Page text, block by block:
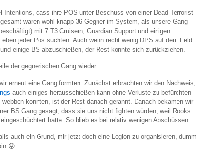
Intentions, dass ihre POS unter Beschuss von einer Dead Terrorist
waren wohl knapp 36 Gegner im System, als unsere Gang
mit 7 T3 Cruisern, Guardian Support und einigen
jeder Pos suchten. Auch wenn recht wenig DPS auf dem Feld
einige BS abzuschießen, der Rest konnte sich zurückziehen.
der gegnerischen Gang wieder.
erneut eine Gang formten. Zunächst erbrachten wir den Nachweis,
auch einiges herausschießen kann ohne Verluste zu befürchten –
konnten, ist der Rest danach gerannt. Danach bekamen wir
BS Gang gesagt, dass sie uns nicht fighten würden, weil Rooks
hatte. So blieb es bei relativ wenigen Abschüssen.
auch ein Grund, mir jetzt doch eine Legion zu organisieren, dumm
😛